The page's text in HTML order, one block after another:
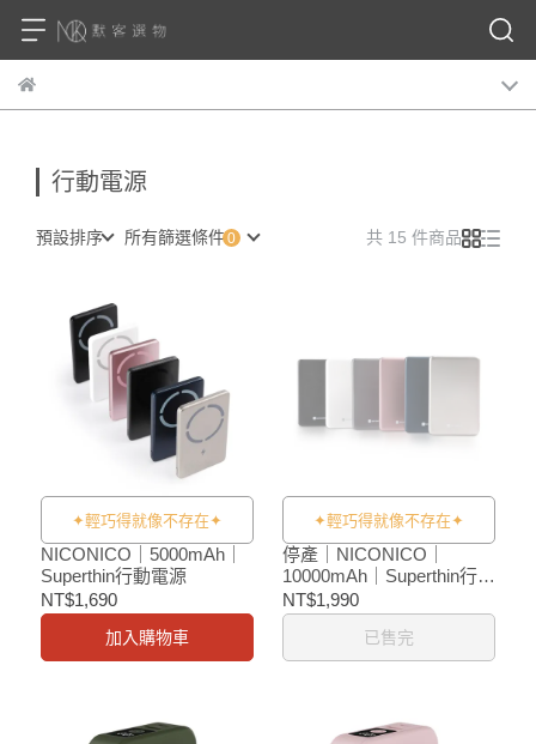
行動電源
預設排序 所有篩選條件 共 15 件商品
✦輕巧得就像不存在✦
NICONICO｜5000mAh｜
Superthin行動電源
NT$1,690
加入購物車
✦輕巧得就像不存在✦
停產｜NICONICO｜
10000mAh｜Superthin行動
電源
NT$1,990
已售完